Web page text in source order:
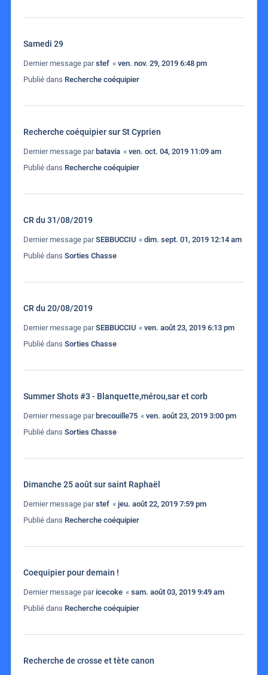
Samedi 29
Dernier message parstef « ven. nov. 29, 2019 6:48 pm
Publié dans Recherche coéquipier
Recherche coéquipier sur St Cyprien
Dernier message par batavia « ven. oct. 04, 2019 11:09 am
Publié dans Recherche coéquipier
CR du 31/08/2019
Dernier message parSEBBUCCIU « dim. sept. 01, 2019 12:14 am
Publié dans Sorties Chasse
CR du 20/08/2019
Dernier message parSEBBUCCIU « ven. août 23, 2019 6:13 pm
Publié dans Sorties Chasse
Summer Shots #3 - Blanquette,mérou,sar et corb
Dernier message par brecouille75 « ven. août 23, 2019 3:00 pm
Publié dans Sorties Chasse
Dimanche 25 août sur saint Raphaël
Dernier message parstef « jeu. août 22, 2019 7:59 pm
Publié dans Recherche coéquipier
Coequipier pour demain !
Dernier message paricecoke « sam. août 03, 2019 9:49 am
Publié dans Recherche coéquipier
Recherche de crosse et tète canon